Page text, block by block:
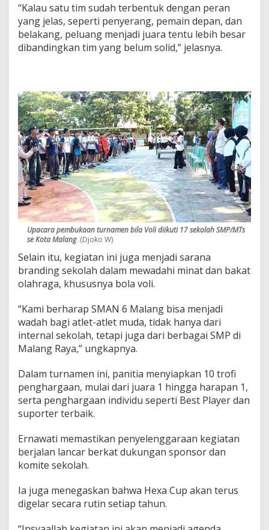
“Kalau satu tim sudah terbentuk dengan peran
yang jelas, seperti penyerang, pemain depan, dan
belakang, peluang menjadi juara tentu lebih besar
dibandingkan tim yang belum solid,” jelasnya.
Upacara pembukaan turnamen bila Voli diikuti 17 sekolah SMP/MTs
se Kota Malang.(Djoko W)
Selain itu, kegiatan ini juga menjadi sarana
branding sekolah dalam mewadahi minat dan bakat
olahraga, khususnya bola voli.
“Kami berharap SMAN 6 Malang bisa menjadi
wadah bagi atlet-atlet muda, tidak hanya dari
internal sekolah, tetapi juga dari berbagai SMP di
Malang Raya,” ungkapnya.
Dalam turnamen ini, panitia menyiapkan 10 trofi
penghargaan, mulai dari juara 1 hingga harapan 1,
serta penghargaan individu seperti Best Player dan
suporter terbaik.
Ernawati memastikan penyelenggaraan kegiatan
berjalan lancar berkat dukungan sponsor dan
komite sekolah.
Ia juga menegaskan bahwa Hexa Cup akan terus
digelar secara rutin setiap tahun.